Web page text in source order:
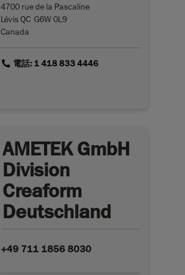
4700 rue de la Pascaline
Lévis QC G6W 0L9
Canada
link電話: 1 418 833 4446
AMETEK GmbH
Division
Creaform
Deutschland
+49 711 1856 8030